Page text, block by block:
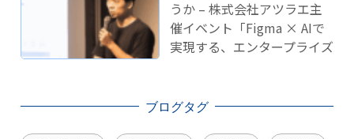
うか – 株式会社アツラエ主
催イベント「Figma × AIで
実現する、エンタープライズ
ブログタグ